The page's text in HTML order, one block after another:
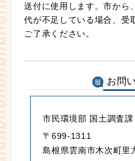
送付に使用します。市から
代が不足している場合、受
ご了承ください。
お問
市民環境部 国土調査課
〒699-1311
島根県雲南市木次町里